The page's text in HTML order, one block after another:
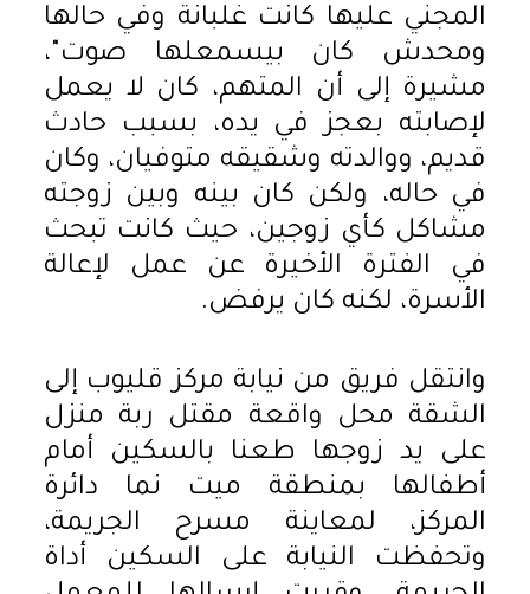
المجني عليها كانت غلبانة وفي حالها
ومحدش كان بيسمعلها صوت"،
مشيرة إلى أن المتهم، كان لا يعمل
لإصابته بعجز في يده، بسبب حادث
قديم، ووالدته وشقيقه متوفيان، وكان
في حاله، ولكن كان بينه وبين زوجته
مشاكل كأي زوجين، حيث كانت تبحث
في الفترة الأخيرة عن عمل لإعالة
الأسرة، لكنه كان يرفض.
وانتقل فريق من نيابة مركز قليوب إلى
الشقة محل واقعة مقتل ربة منزل
على يد زوجها طعنا بالسكين أمام
أطفالها بمنطقة ميت نما دائرة
المركز، لمعاينة مسرح الجريمة،
وتحفظت النيابة على السكين أداة